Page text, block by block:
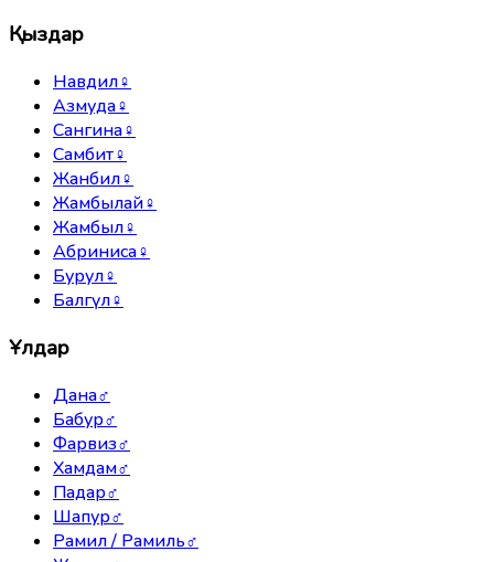
Қыздар
Навдил♀
Азмуда♀
Сангина♀
Самбит♀
Жанбил♀
Жамбылай♀
Жамбыл♀
Абриниса♀
Бурул♀
Балгүл♀
Ұлдар
Дана♂
Бабур♂
Фарвиз♂
Хамдам♂
Падар♂
Шапур♂
Рамил / Рамиль♂